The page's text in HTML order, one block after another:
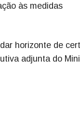
às medidas
horizonte de
adjunta do